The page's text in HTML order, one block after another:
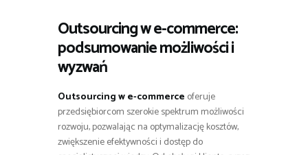
Outsourcing w e-commerce:
podsumowanie możliwości i
wyzwań
Outsourcing w e-commerce oferuje
przedsiębiorcom szerokie spektrum możliwości
rozwoju, pozwalając na optymalizację kosztów,
zwiększenie efektywności i dostęp do